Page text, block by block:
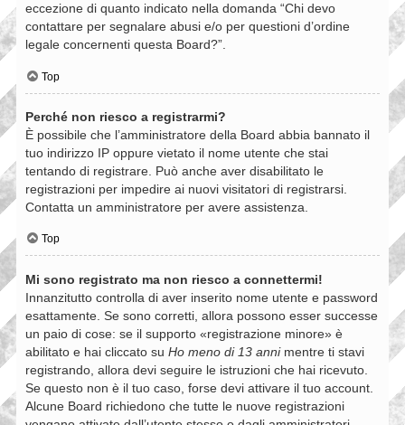
eccezione di quanto indicato nella domanda “Chi devo
contattare per segnalare abusi e/o per questioni d’ordine
legale concernenti questa Board?”.
Top
Perché non riesco a registrarmi?
È possibile che l’amministratore della Board abbia bannato il
tuo indirizzo IP oppure vietato il nome utente che stai
tentando di registrare. Può anche aver disabilitato le
registrazioni per impedire ai nuovi visitatori di registrarsi.
Contatta un amministratore per avere assistenza.
Top
Mi sono registrato ma non riesco a connettermi!
Innanzitutto controlla di aver inserito nome utente e password
esattamente. Se sono corretti, allora possono esser successe
un paio di cose: se il supporto «registrazione minore» è
abilitato e hai cliccato su Ho meno di 13 annimentre ti stavi
registrando, allora devi seguire le istruzioni che hai ricevuto.
Se questo non è il tuo caso, forse devi attivare il tuo account.
Alcune Board richiedono che tutte le nuove registrazioni